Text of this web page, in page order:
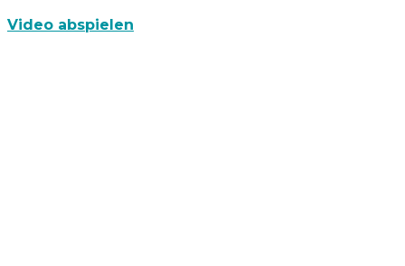
Video abspielen